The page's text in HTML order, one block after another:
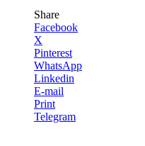
Share
Facebook
X
Pinterest
WhatsApp
Linkedin
E-mail
Print
Telegram